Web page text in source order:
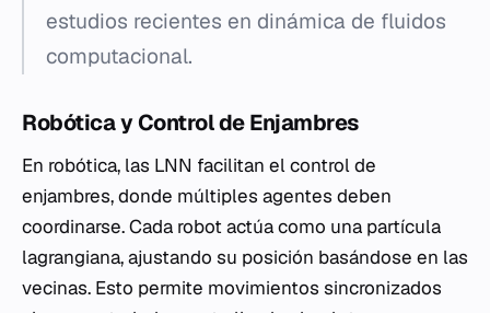
estudios recientes en dinámica de fluidos
computacional.
Robótica y Control de Enjambres
En robótica, las LNN facilitan el control de
enjambres, donde múltiples agentes deben
coordinarse. Cada robot actúa como una partícula
lagrangiana, ajustando su posición basándose en las
vecinas. Esto permite movimientos sincronizados